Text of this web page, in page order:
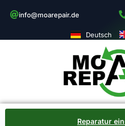
info@moarepair.de
Deutsch
Reparatur